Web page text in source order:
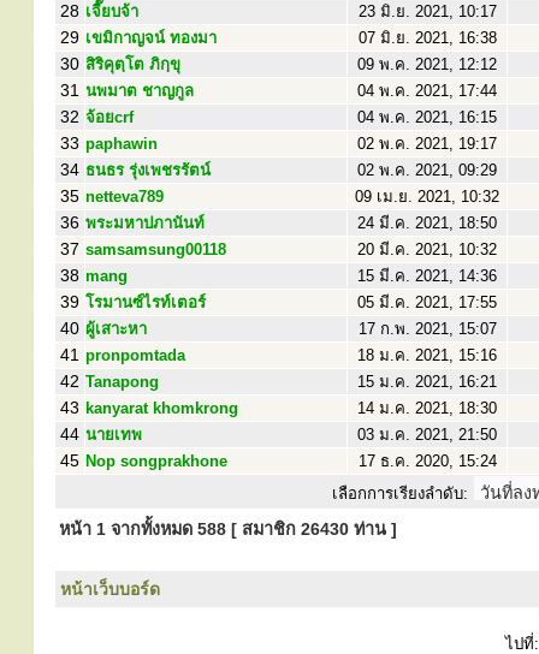
28 เจี๊ยบจ้า 23 มิ.ย. 2021, 10:17
29 เขมิกาญจน์ ทองมา 07 มิ.ย. 2021, 16:38
30 สิริคุตฺโต ภิกฺขุ 09 พ.ค. 2021, 12:12
31 นพมาต ชาญกูล 04 พ.ค. 2021, 17:44
32 จ้อยcrf 04 พ.ค. 2021, 16:15
33 paphawin 02 พ.ค. 2021, 19:17
34 ธนธร รุ่งเพชรรัตน์ 02 พ.ค. 2021, 09:29
35 netteva789 09 เม.ย. 2021, 10:32
36 พระมหาปภานันท์ 24 มี.ค. 2021, 18:50
37 samsamsung00118 20 มี.ค. 2021, 10:32
38 mang 15 มี.ค. 2021, 14:36
39 โรมานซ์ไรท์เตอร์ 05 มี.ค. 2021, 17:55
40 ผู้เสาะหา 17 ก.พ. 2021, 15:07
41 pronpomtada 18 ม.ค. 2021, 15:16
42 Tanapong 15 ม.ค. 2021, 16:21
43 kanyarat khomkrong 14 ม.ค. 2021, 18:30
44 นายเทพ 03 ม.ค. 2021, 21:50
45 Nop songprakhone
17 ธ.ค. 2020, 15:24
เลือกการเรียงลำดับ:
หน้า 1 จากทั้งหมด 588 [ สมาชิก 26430 ท่าน ]
หน้าเว็บบอร์ด
ไปที่: